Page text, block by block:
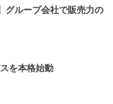
グループ会社で販売力の
を本格始動